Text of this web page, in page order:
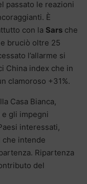
passato le reazioni
È
con la Sars che
bruciò oltre 25
l’allarme si
China index che in
clamoroso +31%.
Casa Bianca,
e gli impegni
interessati,
che intende
Ripartenza
del